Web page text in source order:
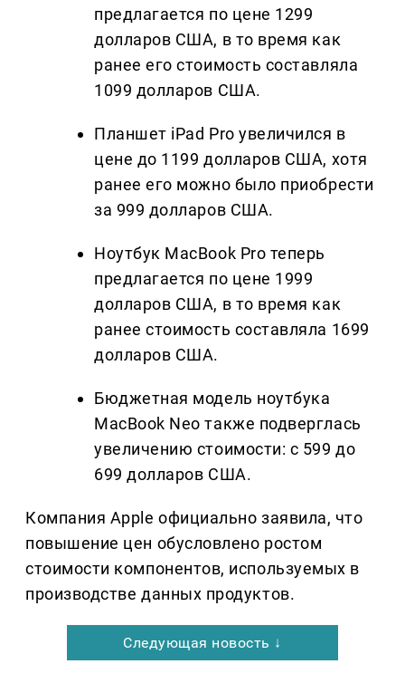
предлагается по цене 1299
долларов США, в то время как
ранее его стоимость составляла
1099 долларов США.
Планшет iPad Pro увеличился в
цене до 1199 долларов США, хотя
ранее его можно было приобрести
за 999 долларов США.
Ноутбук MacBook Pro теперь
предлагается по цене 1999
долларов США, в то время как
ранее стоимость составляла 1699
долларов США.
Бюджетная модель ноутбука
MacBook Neo также подверглась
увеличению стоимости: с 599 до
699 долларов США.
Компания Apple официально заявила, что
повышение цен обусловлено ростом
стоимости компонентов, используемых в
производстве данных продуктов.
Следующая новость ↓